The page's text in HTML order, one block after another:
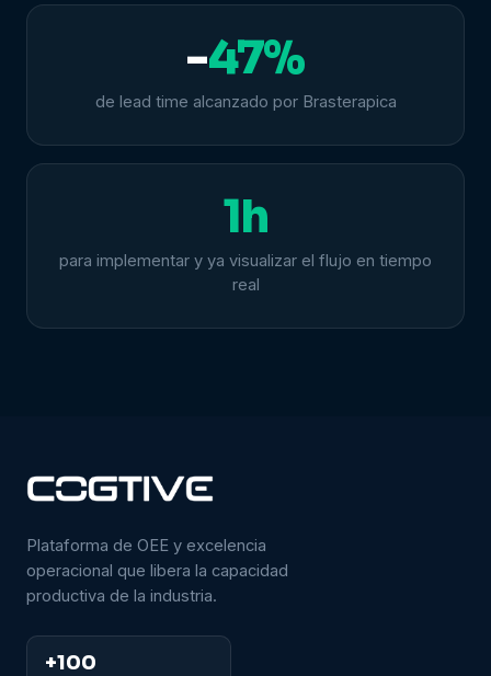
-47%
de lead time alcanzado por Brasterapica
1h
para implementar y ya visualizar el flujo en tiempo
real
Plataforma de OEE y excelencia
operacional que libera la capacidad
productiva de la industria.
+100